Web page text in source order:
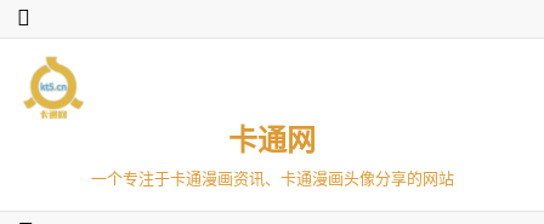
卡通网
一个专注于卡通漫画资讯、卡通漫画头像分享的网站